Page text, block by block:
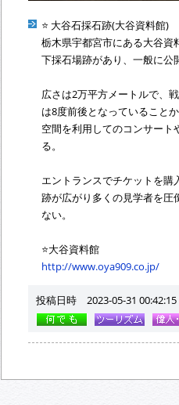
⭐️ 大谷石採石跡(大谷資料館)
栃木県宇都宮市にある大谷資
下採石場跡があり、一般に公
広さは2万平方メートルで、
は8度前後となっていること
空間を利用してのコンサー
る。
エントランスでチケットを
跡が広がり多くの見学者を圧
ない。
⭐️大谷資料館
http://www.oya909.co.jp/
投稿日時 2023-05-31 00:42:15